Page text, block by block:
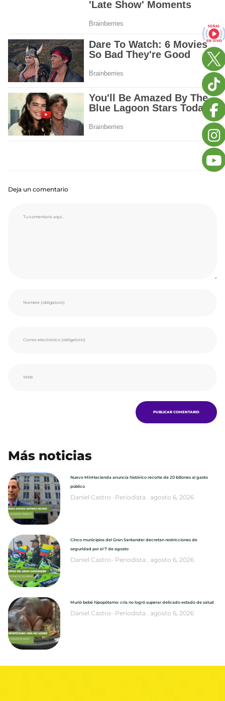
Deja un comentario
Más noticias
Nuevo MinHacienda anuncia histórico recorte de 20 billones al gasto
público
Daniel Castro- Periodista agosto 6, 2026
Cinco municipios del Gran Santander decretan restricciones de
seguridad por el 7 de agosto
Daniel Castro- Periodista agosto 6, 2026
Murió bebé hipopótamo: cría no logró superar delicado estado de salud
Daniel Castro- Periodista agosto 6, 2026